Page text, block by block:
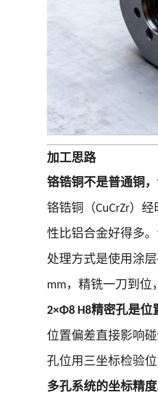
加工思路
铬锆铜不是普通铜
铬锆铜（CuCrZr）经
性比铝合金好得多
处理方式是使用涂
mm ，精铣一刀到位
2×Φ8 H8精密孔是位
位置偏差直接影响
孔位用三坐标检验位
多孔系统的坐标精度